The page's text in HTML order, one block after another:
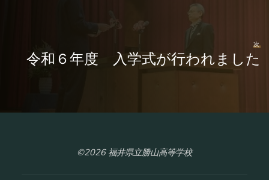
次
令和６年度 入学式が行われました
©2026 福井県立勝山高等学校